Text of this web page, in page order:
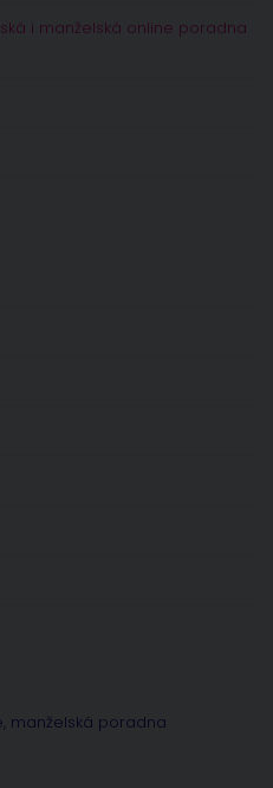
i manželská online poradna
manželská poradna